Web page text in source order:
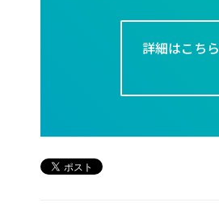
詳細はこちら